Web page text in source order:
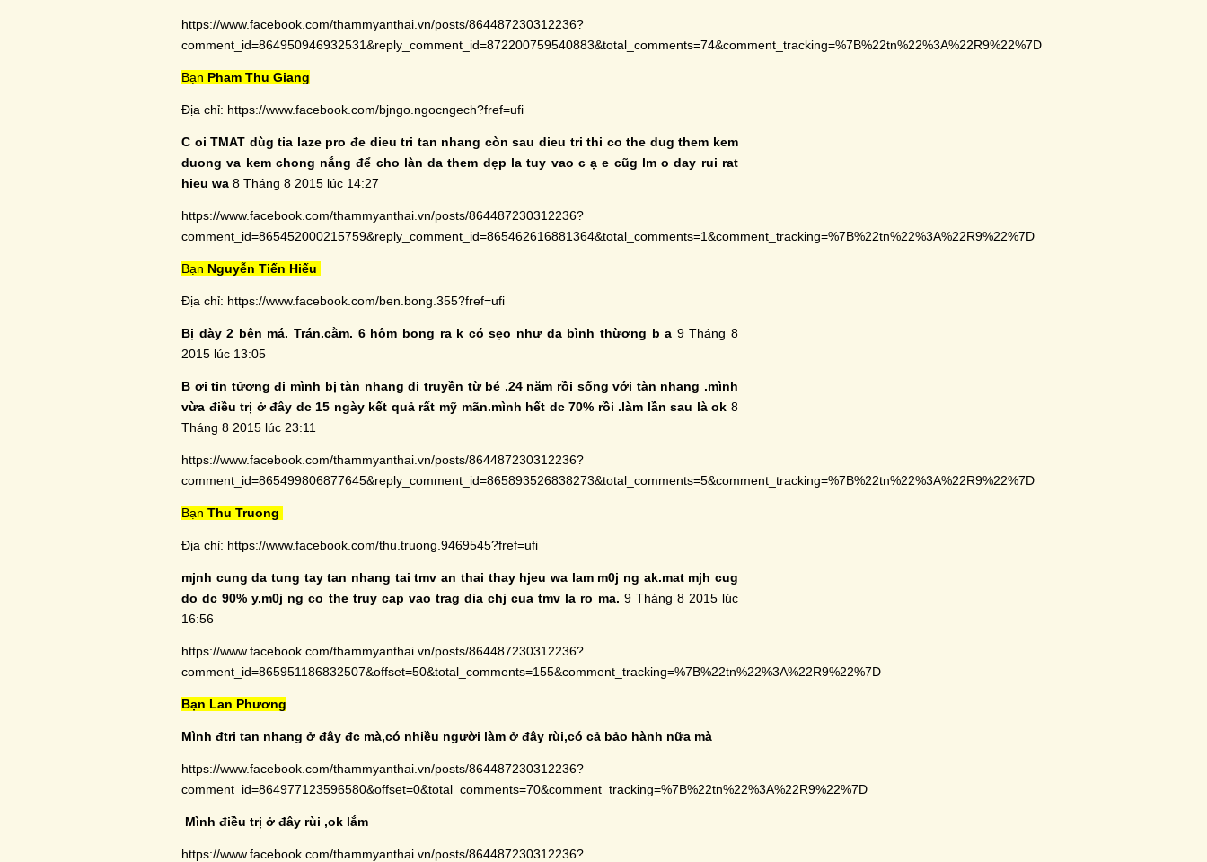
https://www.facebook.com/thammyanthai.vn/posts/864487230312236?
comment_id=864950946932531&reply_comment_id=872200759540883&total_comments=74&comment_tracking=%7B%22tn%22%3A%22R9%22%7D
Bạn Pham Thu Giang
Địa chỉ: https://www.facebook.com/bjngo.ngocngech?fref=ufi
C oi TMAT dùg tia laze pro đe dieu tri tan nhang còn sau dieu tri thi co the dug them kem
duong va kem chong nắng để cho làn da them dẹp la tuy vao c ạ e cũg lm o day rui rat
hieu wa 8 Tháng 8 2015 lúc 14:27
https://www.facebook.com/thammyanthai.vn/posts/864487230312236?
comment_id=865452000215759&reply_comment_id=865462616881364&total_comments=1&comment_tracking=%7B%22tn%22%3A%22R9%22%7D
Bạn Nguyễn Tiến Hiếu
Địa chỉ: https://www.facebook.com/ben.bong.355?fref=ufi
Bị dày 2 bên má. Trán.cằm. 6 hôm bong ra k có sẹo như da bình thừơng b a 9 Tháng 8
2015 lúc 13:05
B ơi tin tửơng đi mình bị tàn nhang di truyền từ bé .24 năm rồi sống với tàn nhang .mình
vừa điều trị ở đây dc 15 ngày kết quả rất mỹ mãn.mình hết dc 70% rồi .làm lần sau là ok 8
Tháng 8 2015 lúc 23:11
https://www.facebook.com/thammyanthai.vn/posts/864487230312236?
comment_id=865499806877645&reply_comment_id=865893526838273&total_comments=5&comment_tracking=%7B%22tn%22%3A%22R9%22%7D
Bạn Thu Truong
Địa chỉ: https://www.facebook.com/thu.truong.9469545?fref=ufi
mjnh cung da tung tay tan nhang tai tmv an thai thay hjeu wa lam m0j ng ak.mat mjh cug
do dc 90% y.m0j ng co the truy cap vao trag dia chj cua tmv la ro ma. 9 Tháng 8 2015 lúc
16:56
https://www.facebook.com/thammyanthai.vn/posts/864487230312236?
comment_id=865951186832507&offset=50&total_comments=155&comment_tracking=%7B%22tn%22%3A%22R9%22%7D
Bạn Lan Phương
Mình đtri tan nhang ở đây đc mà,có nhiều người làm ở đây rùi,có cả bảo hành nữa mà
https://www.facebook.com/thammyanthai.vn/posts/864487230312236?
comment_id=864977123596580&offset=0&total_comments=70&comment_tracking=%7B%22tn%22%3A%22R9%22%7D
Mình điều trị ở đây rùi ,ok lắm
https://www.facebook.com/thammyanthai.vn/posts/864487230312236?